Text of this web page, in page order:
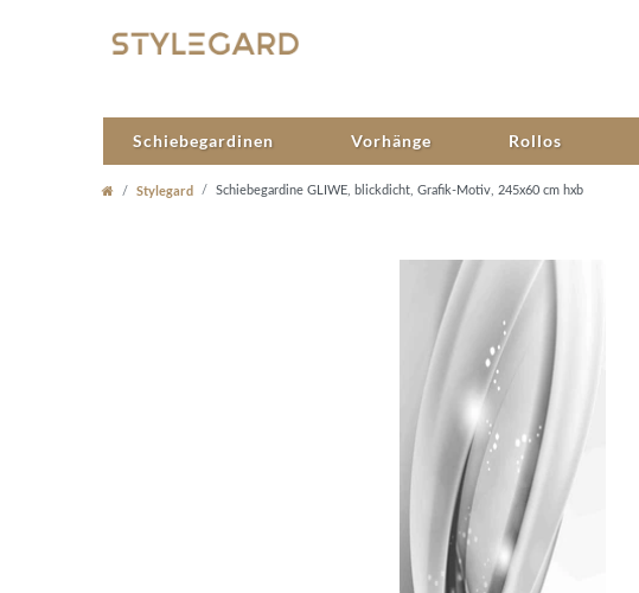
Schiebegardinen Vorhänge Rollos
Stylegard Schiebegardine GLIWE, blickdicht, Grafik-Motiv, 245x60 cm hxb